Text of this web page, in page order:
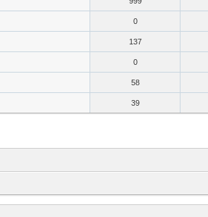
0
137
0
58
39